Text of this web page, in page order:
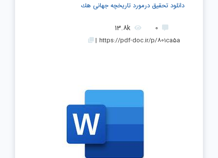
دانلود تحقیق درمورد تاریخچه جهانی هك
0
13.8k
https://pdf-doc.ir/p/801ca5a
|